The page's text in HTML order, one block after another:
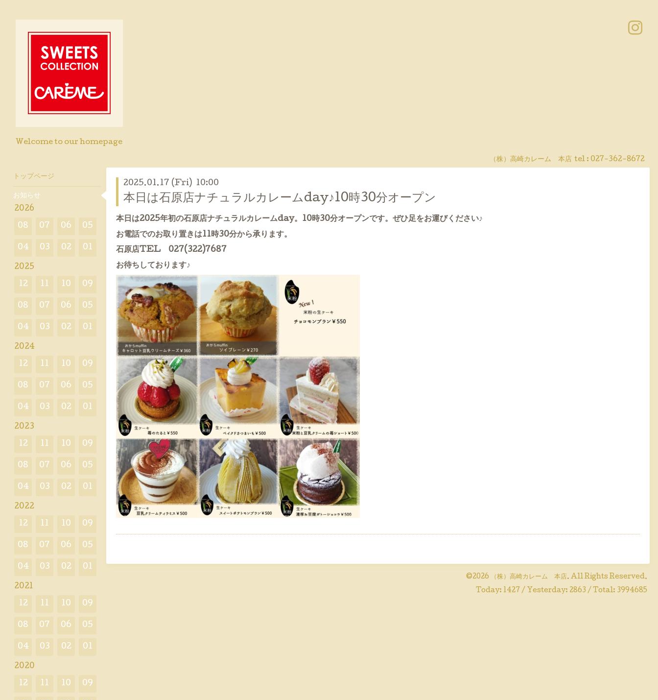
Welcome to our homepage
（株）高崎カレーム 本店 tel : 027-362-8672
2025.01.17 (Fri) 10:00
本日は石原店ナチュラルカレームday♪10時30分オープン
本日は2025年初の石原店ナチュラルカレームday。10時30分オープンです。ぜひ足をお運びください♪
お電話でのお取り置きは11時30分から承ります。
石原店TEL 027(322)7687
お待ちしております♪
©2026 （株）高崎カレーム 本店. All Rights Reserved.
Today: 1427 / Yesterday: 2863 / Total: 3994685
トップページ
お知らせ
2026
08 07 06 05
04 03 02 01
2025
12 11 10 09
08 07 06 05
04 03 02 01
2024
12 11 10 09
08 07 06 05
04 03 02 01
2023
12 11 10 09
08 07 06 05
04 03 02 01
2022
12 11 10 09
08 07 06 05
04 03 02 01
2021
12 11 10 09
08 07 06 05
04 03 02 01
2020
12 11 10 09